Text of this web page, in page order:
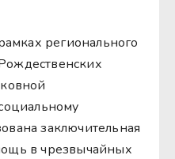
регионального
заключительная
в чрезвычайных